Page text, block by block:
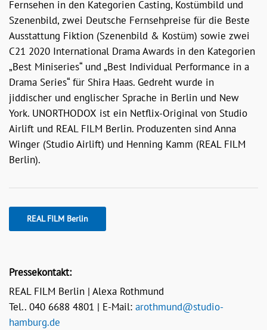
Fernsehen in den Kategorien Casting, Kostümbild und
Szenenbild, zwei Deutsche Fernsehpreise für die Beste
Ausstattung Fiktion (Szenenbild & Kostüm) sowie zwei
C21 2020 International Drama Awards in den Kategorien
„Best Miniseries“ und „Best Individual Performance in a
Drama Series“ für Shira Haas. Gedreht wurde in
jiddischer und englischer Sprache in Berlin und New
York. UNORTHODOX ist ein Netflix-Original von Studio
Airlift und REAL FILM Berlin. Produzenten sind Anna
Winger (Studio Airlift) und Henning Kamm (REAL FILM
Berlin).
REAL FILM Berlin
Pressekontakt:
REAL FILM Berlin | Alexa Rothmund
Tel.. 040 6688 4801 | E-Mail: arothmund@studio-
hamburg.de